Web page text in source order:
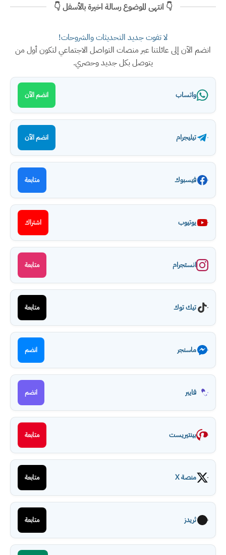
👇 انتهى الموضوع رسالة اخيرة بالأسفل 👇
لا تفوت جديد التحديثات والشروحات!
انضم الآن إلى عائلتنا عبر منصات التواصل الاجتماعي لتكون أول من
يتوصل بكل جديد وحصري.
واتساب انضم الآن
تيليجرام انضم الآن
فيسبوك متابعة
يوتيوب اشتراك
انستجرام متابعة
تيك توك متابعة
ماسنجر انضم
فايبر انضم
بينتيريست متابعة
منصة X متابعة
ثريدز متابعة